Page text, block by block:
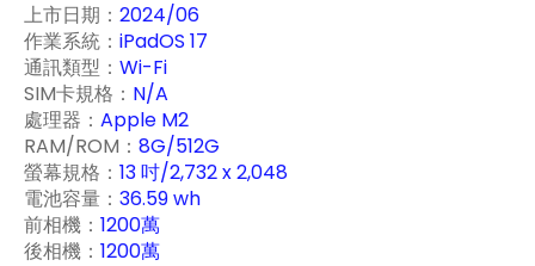
上市日期： 2024/06
作業系統： iPadOS 17
通訊類型： Wi-Fi
SIM卡規格： N/A
處理器： Apple M2
RAM/ROM： 8G/512G
螢幕規格： 13 吋/2,732 x 2,048
電池容量： 36.59 wh
前相機： 1200萬
後相機： 1200萬